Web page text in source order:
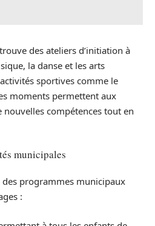
des ateliers d’initiation à
la danse et les arts
sportives comme le
moments permettent aux
compétences tout en
municipales
des programmes municipaux
: